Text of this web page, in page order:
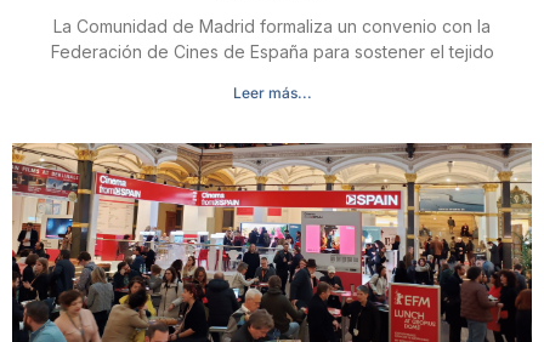
La Comunidad de Madrid formaliza un convenio con la
Federación de Cines de España para sostener el tejido
Leer más...